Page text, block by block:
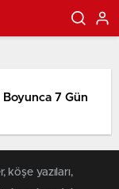
Boyunca 7 Gün
köşe yazıları,